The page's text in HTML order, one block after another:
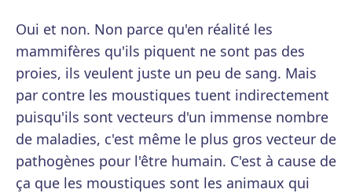
Oui et non. Non parce qu'en réalité les
mammifères qu'ils piquent ne sont pas des
proies, ils veulent juste un peu de sang. Mais
par contre les moustiques tuent indirectement
puisqu'ils sont vecteurs d'un immense nombre
de maladies, c'est même le plus gros vecteur de
pathogènes pour l'être humain. C'est à cause de
ça que les moustiques sont les animaux qui